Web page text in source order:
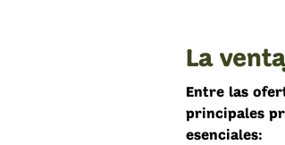
La
Entre las
principales
esenciales: